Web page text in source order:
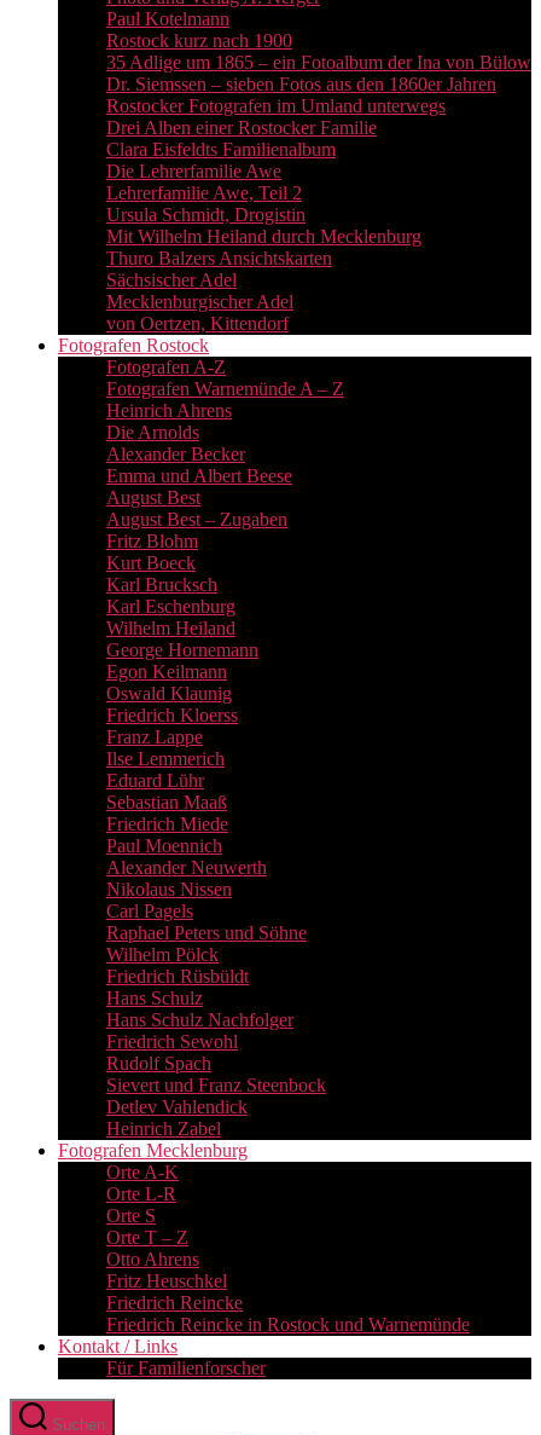
Paul Kotelmann
Rostock kurz nach 1900
35 Adlige um 1865 – ein Fotoalbum der Ina von Bülow
Dr. Siemssen – sieben Fotos aus den 1860er Jahren
Rostocker Fotografen im Umland unterwegs
Drei Alben einer Rostocker Familie
Clara Eisfeldts Familienalbum
Die Lehrerfamilie Awe
Lehrerfamilie Awe, Teil 2
Ursula Schmidt, Drogistin
Mit Wilhelm Heiland durch Mecklenburg
Thuro Balzers Ansichtskarten
Sächsischer Adel
Mecklenburgischer Adel
von Oertzen, Kittendorf
Fotografen Rostock
Fotografen A-Z
Fotografen Warnemünde A – Z
Heinrich Ahrens
Die Arnolds
Alexander Becker
Emma und Albert Beese
August Best
August Best – Zugaben
Fritz Blohm
Kurt Boeck
Karl Brucksch
Karl Eschenburg
Wilhelm Heiland
George Hornemann
Egon Keilmann
Oswald Klaunig
Friedrich Kloerss
Franz Lappe
Ilse Lemmerich
Eduard Lühr
Sebastian Maaß
Friedrich Miede
Paul Moennich
Alexander Neuwerth
Nikolaus Nissen
Carl Pagels
Raphael Peters und Söhne
Wilhelm Pölck
Friedrich Rüsbüldt
Hans Schulz
Hans Schulz Nachfolger
Friedrich Sewohl
Rudolf Spach
Sievert und Franz Steenbock
Detlev Vahlendick
Heinrich Zabel
Fotografen Mecklenburg
Orte A-K
Orte L-R
Orte S
Orte T – Z
Otto Ahrens
Fritz Heuschkel
Friedrich Reincke
Friedrich Reincke in Rostock und Warnemünde
Kontakt / Links
Für Familienforscher
Suchen